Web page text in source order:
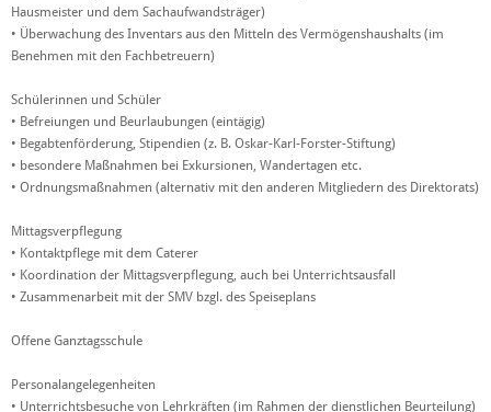
Hausmeister und dem Sachaufwandsträger)
• Überwachung des Inventars aus den Mitteln des Vermögenshaushalts (im
Benehmen mit den Fachbetreuern)
Schülerinnen und Schüler
• Befreiungen und Beurlaubungen (eintägig)
• Begabtenförderung, Stipendien (z. B. Oskar-Karl-Forster-Stiftung)
• besondere Maßnahmen bei Exkursionen, Wandertagen etc.
• Ordnungsmaßnahmen (alternativ mit den anderen Mitgliedern des Direktorats)
Mittagsverpflegung
• Kontaktpflege mit dem Caterer
• Koordination der Mittagsverpflegung, auch bei Unterrichtsausfall
• Zusammenarbeit mit der SMV bzgl. des Speiseplans
Offene Ganztagsschule
Personalangelegenheiten
• Unterrichtsbesuche von Lehrkräften (im Rahmen der dienstlichen Beurteilung)